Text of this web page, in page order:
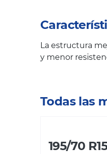
La estructura
y menor
Todas las
195/70